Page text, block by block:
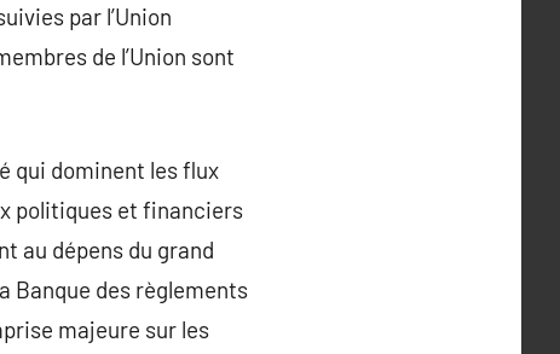
par l’Union
de l’Union sont
qui dominent les flux
politiques et financiers
au dépens du grand
Banque des règlements
majeure sur les